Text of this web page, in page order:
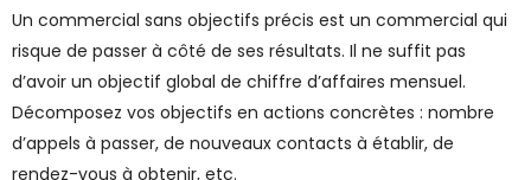
Un commercial sans objectifs précis est un commercial qui
risque de passer à côté de ses résultats. Il ne suffit pas
d’avoir un objectif global de chiffre d’affaires mensuel.
Décomposez vos objectifs en actions concrètes : nombre
d’appels à passer, de nouveaux contacts à établir, de
rendez-vous à obtenir, etc.